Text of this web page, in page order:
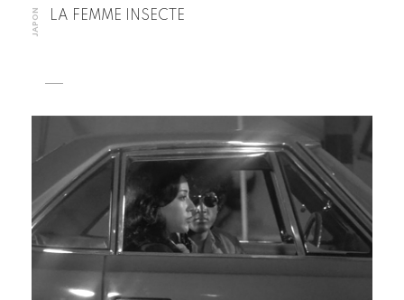
JAPON LA FEMME INSECTE